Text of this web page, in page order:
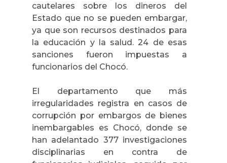
cautelares sobre los dineros del
Estado que no se pueden embargar,
ya que son recursos destinados para
la educación y la salud. 24 de esas
sanciones fueron impuestas a
funcionarios del Chocó.
El departamento que más
irregularidades registra en casos de
corrupción por embargos de bienes
inembargables es Chocó, donde se
han adelantado 377 investigaciones
disciplinarias en contra de